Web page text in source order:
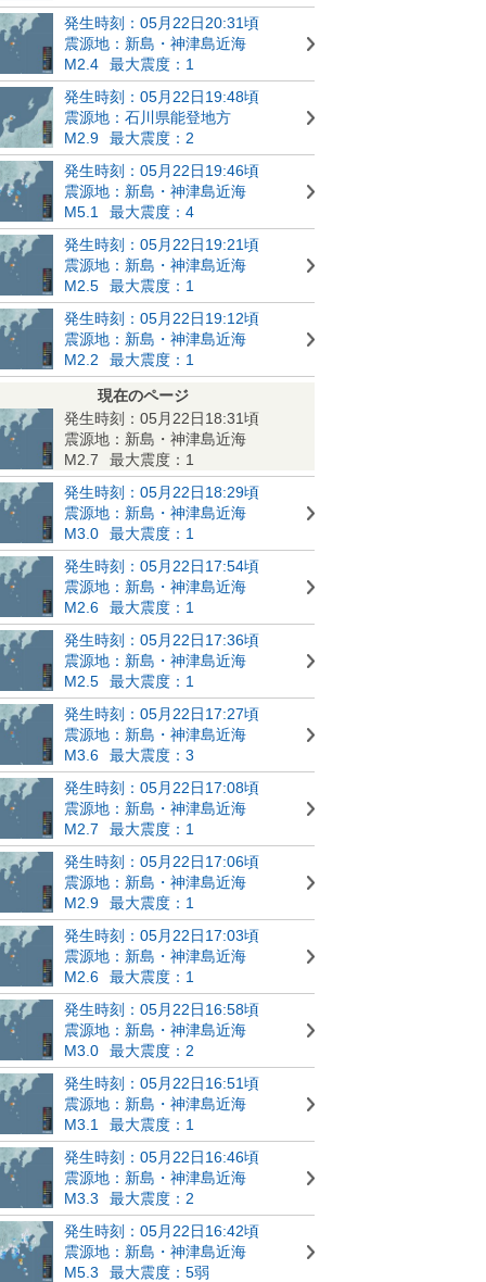
発生時刻：05月22日20:31頃
震源地：新島・神津島近海
M2.4
最大震度：1
発生時刻：05月22日19:48頃
震源地：石川県能登地方
M2.9
最大震度：2
発生時刻：05月22日19:46頃
震源地：新島・神津島近海
M5.1
最大震度：4
発生時刻：05月22日19:21頃
震源地：新島・神津島近海
M2.5
最大震度：1
発生時刻：05月22日19:12頃
震源地：新島・神津島近海
M2.2
最大震度：1
現在のページ
発生時刻：05月22日18:31頃
震源地：新島・神津島近海
M2.7
最大震度：1
発生時刻：05月22日18:29頃
震源地：新島・神津島近海
M3.0
最大震度：1
発生時刻：05月22日17:54頃
震源地：新島・神津島近海
M2.6
最大震度：1
発生時刻：05月22日17:36頃
震源地：新島・神津島近海
M2.5
最大震度：1
発生時刻：05月22日17:27頃
震源地：新島・神津島近海
M3.6
最大震度：3
発生時刻：05月22日17:08頃
震源地：新島・神津島近海
M2.7
最大震度：1
発生時刻：05月22日17:06頃
震源地：新島・神津島近海
M2.9
最大震度：1
発生時刻：05月22日17:03頃
震源地：新島・神津島近海
M2.6
最大震度：1
発生時刻：05月22日16:58頃
震源地：新島・神津島近海
M3.0
最大震度：2
発生時刻：05月22日16:51頃
震源地：新島・神津島近海
M3.1
最大震度：1
発生時刻：05月22日16:46頃
震源地：新島・神津島近海
M3.3
最大震度：2
発生時刻：05月22日16:42頃
震源地：新島・神津島近海
M5.3
最大震度：5弱